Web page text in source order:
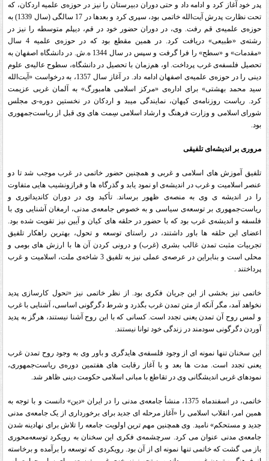
پدر خود آغاز کرد و ادامه داد و حتی دوران دبیرستان را نیز در حوزه‌ی علمیه اردکان، که
تحت نظارت پدرش آیت‌‌الله خاتمی بود، سپری کرد و بعدها در 17 سالگی (سال 1339) به
حوزه‌ی علمیه‌ی قم رفت. وی، در دوران حضور خود در قم، دیپلم متوسطه را نیز در
رشته‌ی «طبیعی» دریافت کرد. در همین مقطع بود که در حوزه‌ی علمیه 4 سال
«مقدمات» و «سطح» را فرا گرفت و سپس در سال 1344 ه.ش. در دانشگاه اصفهان به
تحصیل فلسفه‌ی غرب پرداخت. او، هم‌زمان با تحصیل در دانشگاه، سطوح عالیه‌ی علوم
دینی را در حوزه‌ی علمیه‌ی اصفهان ادامه داد. در آغاز سال 1357، به درخواست «آیت‌الله
سید محمد بهشتی» برای اداره‌ی «مرکز اسلامی هامبورگ» به آلمان غربی عزیمت
کرد. ریاست روزنامه‌ی کیهان، نمایندگی میبد و اردکان در نخستین دوره-ی مجلس
شورای اسلامی و وزارت فرهنگ و ارشاد اسلامی سِمت های وی قبل از ریاست‌جمهوری
بود.
مروری بر اندیشه‌ ای تلفیقی
تلفیق آموزش های اسلامی و غربی و همچنین حضور خاتمی در غرب موجب شد تا دو
عنصر اسلامیت و غرب در اندیشه‌ی او نمود یابد و گذرگاه ها و فرازونشیب هایی متفاوت
را در اندیشه ی وی به منصه‌ی ظهور برساند. تأکید وی در دوران کاندیداتوری و
ریاست‌جمهوری بر توسعه‌ی سیاسی و به خصوص جامعه‌ی مدنی، ارمغان آشنایی وی با
فلسفه و اندیشه‌ی غرب بود که با حضور در حلقه های کیان و آیین نیز تقویت شده بود.
اعضای این حلقه ها باور داشتند، در راستای توسعه و تحول، بهترین راهکار تلفیق
تجربیات مثبت تمدن غالب بشری (غرب) و درونی کردن آن ها با ارزش های بومی و
محلی است و بنابراین در عرصه‌ی عملی نیز به تلفیق 3 شاخه‌ی ملت، اسلامیت و غرب
پرداختند .
خاتمی نیز بخشی از این جریان فکری بود. از نظر خاتمی نیز «تحول کارسازی پدید
نخواهد آمد، مگر آنکه از متن تمدن غرب بگذرد و شرط دگرگونی اساسی، آشنایی با غرب
و لمس روح آن تمدن یعنی تجدد است. کسانی که با این روح آشنا نیستند، هرگز به پدید
آوردن دگرگونی سودمند در زندگی خود توانا نیستند.
این سخنان تنها نمونه ای از وجود فلسفه‌ی هایدگری و باور وی به وجود روح تمدن غرب
یعنی تجدد است. مدت ها بعد و با آغاز رقابت های هفتمین دوره‌ی ریاست‌جمهوری،
نمودهای غربی اندیشگانی وی در تقاطع با مبانی اسلامی حکومت دینی ظاهر شد.
خاتمی، در اسفندماه 1375، منشأ جامعه‌ی مدنی را در ایران «دین» دانست و با توجه به
همین امر، انقلاب اسلامی را «آغاز مرحله ای‏ جدید برای برخورداری از یک جامعه‌ی مدنی
جدید و مستحکم» نامید. وی همچنین مهم ترین اولویت جامعه را تلاش برای نهادینه شدن
جامعه‌ی مدنی عنوان می کرد. سرچشمه‌ی فکری این سخنان به رویکرد توسعه‌محوری
باز می گشت که خاتمی تنها نمونه ای از آن بود. رویکردی که توسعه را برآمده و برخاسته